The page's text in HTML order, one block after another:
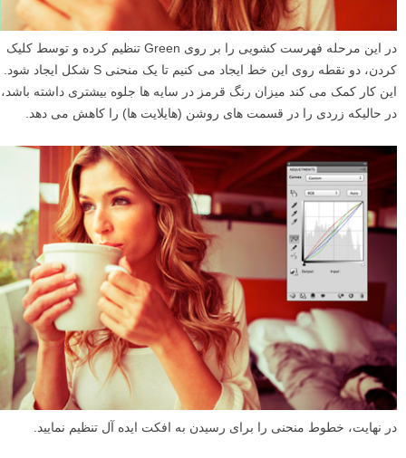
در این مرحله فهرست کشویی را بر روی Green تنظیم کرده و توسط کلیک
کردن، دو نقطه روی این خط ایجاد می کنیم تا یک منحنی S شکل ایجاد شود.
این کار کمک می کند میزان رنگ قرمز در سایه ها جلوه بیشتری داشته باشد،
در حالیکه زردی را در قسمت های روشن (هایلایت ها) را کاهش می دهد.
در نهایت، خطوط منحنی را برای رسیدن به افکت ایده آل تنظیم نمایید.